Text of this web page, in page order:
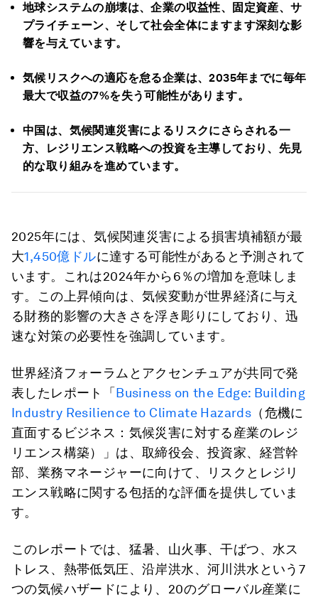
地球システムの崩壊は、企業の収益性、固定資産、サ
プライチェーン、そして社会全体にますます深刻な影
響を与えています。
気候リスクへの適応を怠る企業は、2035年までに毎年
最大で収益の7%を失う可能性があります。
中国は、気候関連災害によるリスクにさらされる一
方、レジリエンス戦略への投資を主導しており、先見
的な取り組みを進めています。
2025年には、気候関連災害による損害填補額が最
大1,450億ドルに達する可能性があると予測されて
います。これは2024年から6％の増加を意味しま
す。この上昇傾向は、気候変動が世界経済に与え
る財務的影響の大きさを浮き彫りにしており、迅
速な対策の必要性を強調しています。
世界経済フォーラムとアクセンチュアが共同で発
表したレポート「 Business on the Edge: Building
Industry Resilience to Climate Hazards （危機に
直面するビジネス：気候災害に対する産業のレジ
リエンス構築）」は、取締役会、投資家、経営幹
部、業務マネージャーに向けて、リスクとレジリ
エンス戦略に関する包括的な評価を提供していま
す。
このレポートでは、猛暑、山火事、干ばつ、水ス
トレス、熱帯低気圧、沿岸洪水、河川洪水という7
つの気候ハザードにより、20のグローバル産業に